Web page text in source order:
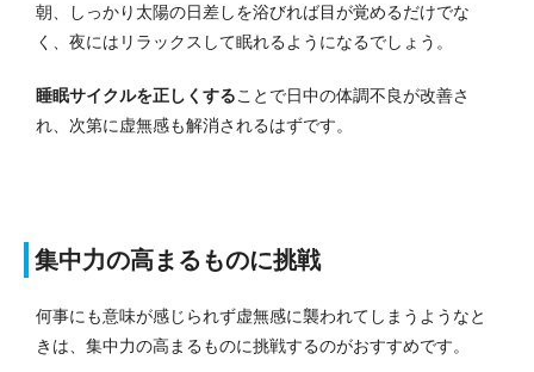
朝、しっかり太陽の日差しを浴びれば目が覚めるだけでな
く、夜にはリラックスして眠れるようになるでしょう。
睡眠サイクルを正しくすることで日中の体調不良が改善さ
れ、次第に虚無感も解消されるはずです。
集中力の高まるものに挑戦
何事にも意味が感じられず虚無感に襲われてしまうようなと
きは、集中力の高まるものに挑戦するのがおすすめです。